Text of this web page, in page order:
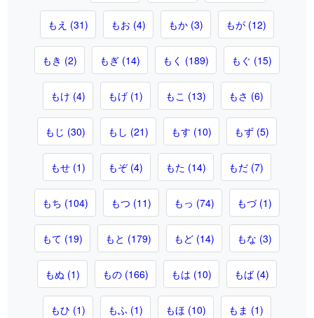
もえ (31) もお (4) もか (3) もが (12)
もき (2) もぎ (14) もく (189) もぐ (15)
もけ (4) もげ (1) もこ (13) もさ (6)
もじ (30) もし (21) もす (10) もず (5)
もせ (1) もぞ (4) もた (14) もだ (7)
もち (104) もつ (11) もっ (74) もづ (1)
もて (19) もと (179) もど (14) もな (3)
もぬ (1) もの (166) もは (10) もば (4)
もひ (1) もふ (1) もほ (10) もま (1)